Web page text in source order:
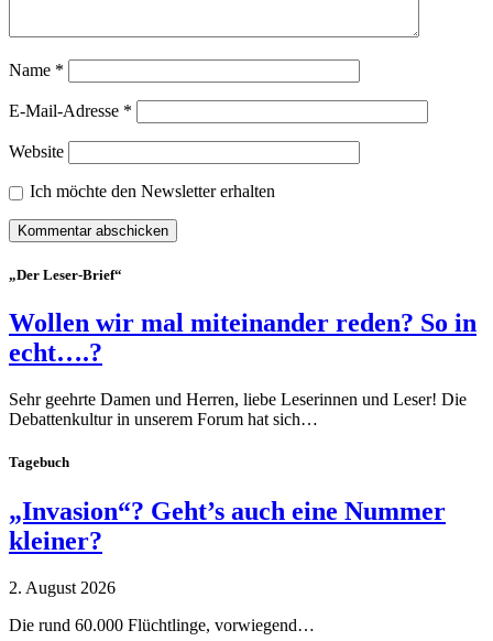
Name *
E-Mail-Adresse *
Website
Ich möchte den Newsletter erhalten
„Der Leser-Brief“
Wollen wir mal miteinander reden? So in
echt….?
Sehr geehrte Damen und Herren, liebe Leserinnen und Leser! Die
Debattenkultur in unserem Forum hat sich…
Tagebuch
„Invasion“? Geht’s auch eine Nummer
kleiner?
2. August 2026
Die rund 60.000 Flüchtlinge, vorwiegend…